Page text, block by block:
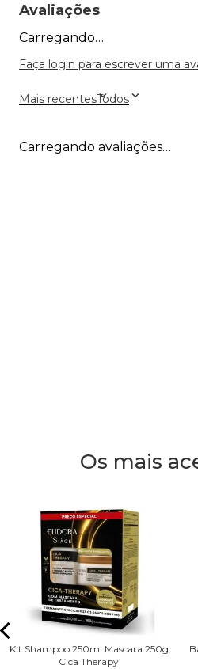
Avaliações
Carregando…
Faça login para escrever uma
Mais recentesTodos
Carregando avaliações…
Os mais
Kit Shampoo 250ml Mascara 250g
Cica Therapy